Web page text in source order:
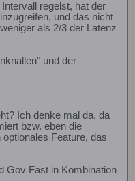
regelst, hat der
und das nicht
als 2/3 der Latenz
und der
Ich denke mal da, da
bzw. eben die
Feature, das
Gov Fast in Kombination